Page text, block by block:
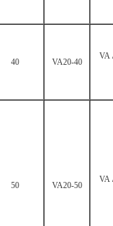
40 VA20-40
VA
50 VA20-50
VA